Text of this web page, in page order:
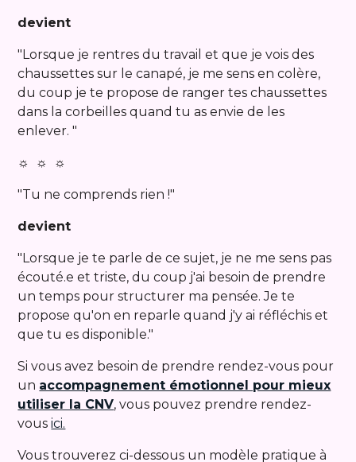
devient
"Lorsque je rentres du travail et que je vois des
chaussettes sur le canapé, je me sens en colère,
du coup je te propose de ranger tes chaussettes
dans la corbeilles quand tu as envie de les
enlever. "
☼ ☼ ☼
"Tu ne comprends rien !"
devient
"Lorsque je te parle de ce sujet, je ne me sens pas
écouté.e et triste, du coup j'ai besoin de prendre
un temps pour structurer ma pensée. Je te
propose qu'on en reparle quand j'y ai réfléchis et
que tu es disponible."
Si vous avez besoin de prendre rendez-vous pour
un accompagnement émotionnel pour mieux
utiliser la CNV, vous pouvez prendre rendez-
vousici.
Vous trouverez ci-dessous un modèle pratique à